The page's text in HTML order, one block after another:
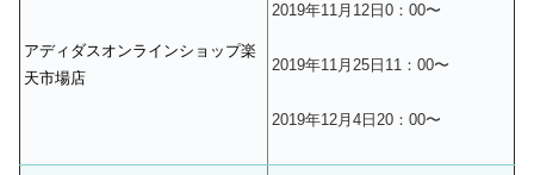
アディダスオンラインショップ楽
天市場店
2019年11月12日0：00〜
2019年11月25日11：00〜
2019年12月4日20：00〜